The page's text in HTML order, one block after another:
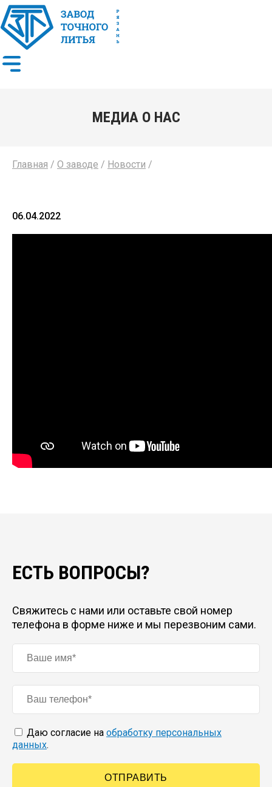
МЕДИА О НАС
Главная / О заводе / Новости /
06.04.2022
ЕСТЬ ВОПРОСЫ?
Свяжитесь с нами или оставьте свой номер
телефона в форме ниже и мы перезвоним сами.
Даю согласие на обработку персональных
данных.